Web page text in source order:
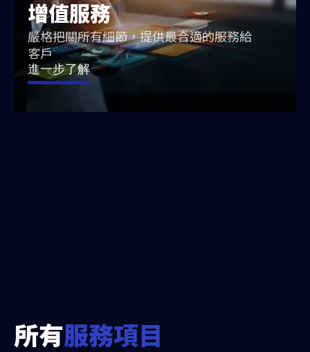
增值服務
嚴格把關所有細節，提供最合適的服務給
客戶
進一步了解
所有服務項目